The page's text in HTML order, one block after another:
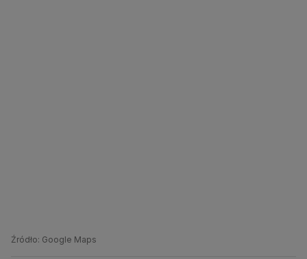
Źródło: Google Maps